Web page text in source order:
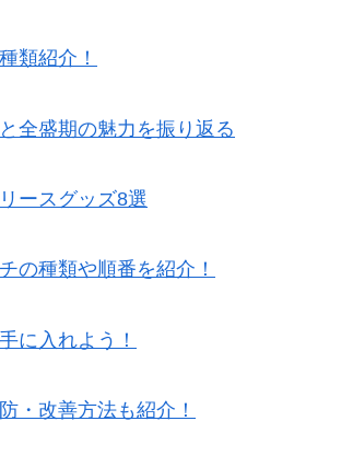
類紹介！
全盛期の魅力を振り返る
ースグッズ8選
の種類や順番を紹介！
に入れよう！
・改善方法も紹介！